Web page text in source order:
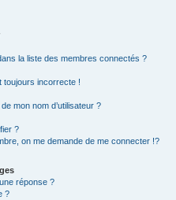
la liste des membres connectés ?
toujours incorrecte !
mon nom d’utilisateur ?
?
on me demande de me connecter !?
réponse ?
?